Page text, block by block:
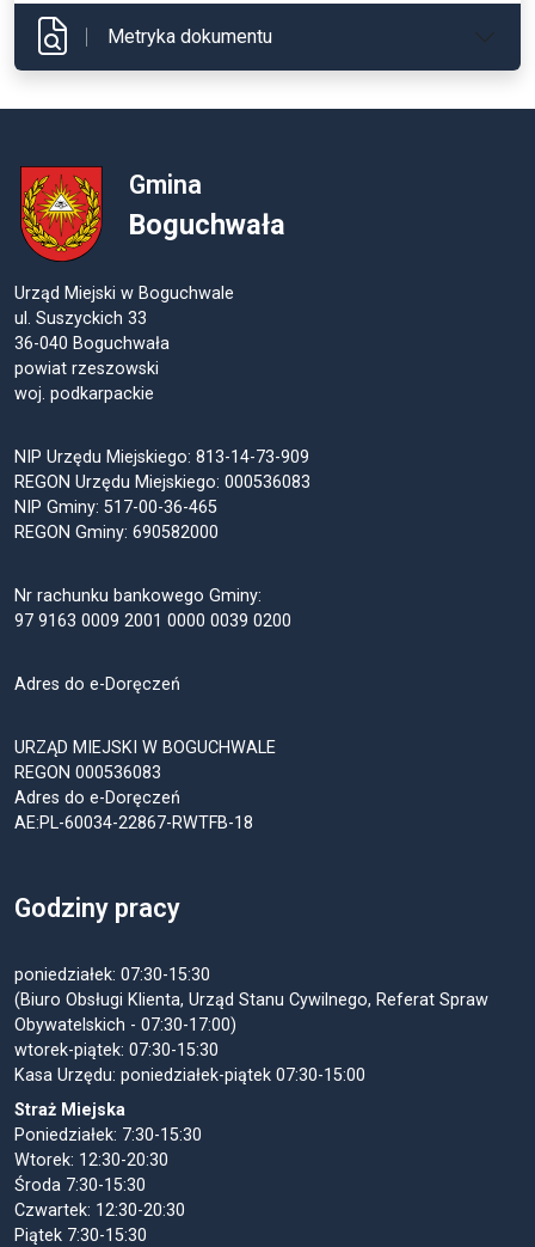
Metryka dokumentu
Gmina
Boguchwała
Urząd Miejski w Boguchwale
ul. Suszyckich 33
36-040 Boguchwała
powiat rzeszowski
woj. podkarpackie
NIP Urzędu Miejskiego: 813-14-73-909
REGON Urzędu Miejskiego: 000536083
NIP Gminy: 517-00-36-465
REGON Gminy: 690582000
Nr rachunku bankowego Gminy:
97 9163 0009 2001 0000 0039 0200
Adres do e-Doręczeń
URZĄD MIEJSKI W BOGUCHWALE
REGON 000536083
Adres do e-Doręczeń
AE:PL-60034-22867-RWTFB-18
Godziny pracy
poniedziałek: 07:30-15:30
(Biuro Obsługi Klienta, Urząd Stanu Cywilnego, Referat Spraw
Obywatelskich - 07:30-17:00)
wtorek-piątek: 07:30-15:30
Kasa Urzędu: poniedziałek-piątek 07:30-15:00
Straż Miejska
Poniedziałek: 7:30-15:30
Wtorek: 12:30-20:30
Środa 7:30-15:30
Czwartek: 12:30-20:30
Piątek 7:30-15:30